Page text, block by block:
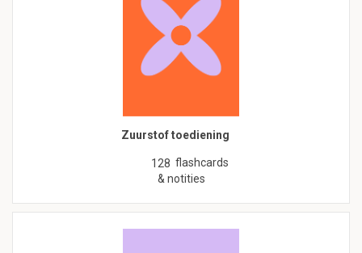
Zuurstof toediening
128 flashcards
& notities